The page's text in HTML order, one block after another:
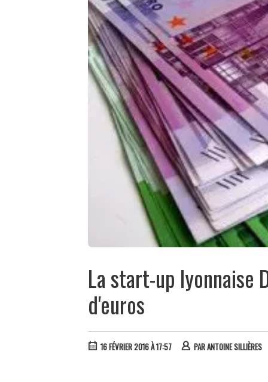
La start-up lyonnaise
d'euros
16 FÉVRIER 2016 À 17:57 PARANTOINE SILLIÈRES